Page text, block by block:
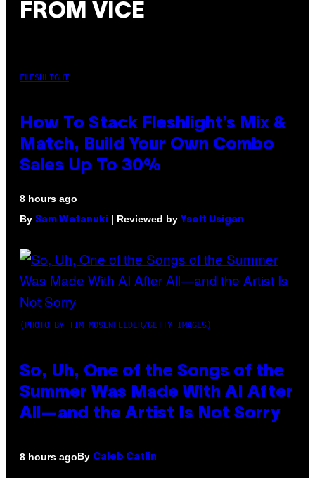
FROM VICE
FLESHLIGHT
How To Stack Fleshlight’s Mix &
Match, Build Your Own Combo
Sales Up To 30%
8 hours ago
By Sam Watanuki | Reviewed by Ysolt Usigan
(PHOTO BY TIM MOSENFELDER/GETTY IMAGES)
So, Uh, One of the Songs of the
Summer Was Made With AI After
All—and the Artist Is Not Sorry
8 hours agoBy Caleb Catlin